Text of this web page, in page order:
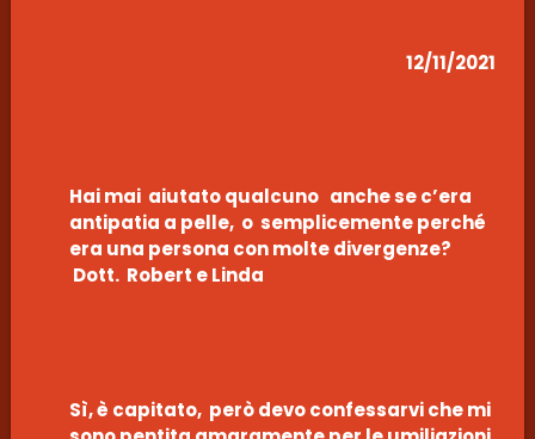
12/11/2021
Hai mai aiutato qualcuno anche se c’era
antipatia a pelle, o semplicemente perché
era una persona con molte divergenze?
Dott. Robert e Linda
Sì, è capitato, però devo confessarvi che mi